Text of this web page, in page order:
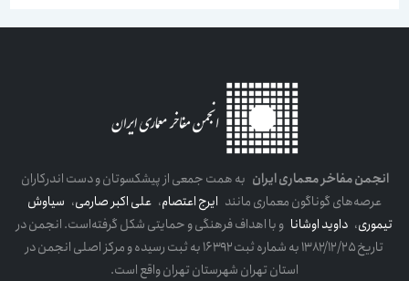
انجمن مفاخر معماری ایرانبه همت جمعی از پیشکسوتان و دست اندرکاران
عرصه‌های گوناگون معماری مانندایرج اعتصام،علی اکبر صارمی،سیاوش
تیموری،داوید اوشاناو با اهداف فرهنگی و حمایتی شکل گرفته‌است. انجمن در
تاریخ ۱۳۸۲/۱۲/۲۵ به شماره ثبت ۱۶۳۹۲ به ثبت رسیده و مرکز اصلی انجمن در
استان تهران شهرستان تهران واقع است.